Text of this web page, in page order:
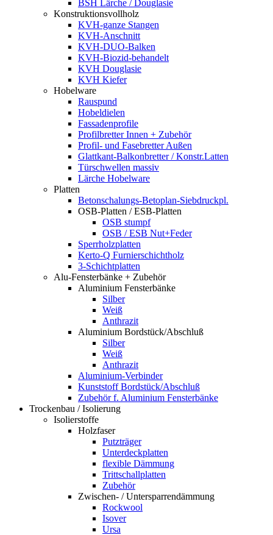
BSH Lärche / Douglasie
Konstruktionsvollholz
KVH-ganze Stangen
KVH-Anschnitt
KVH-DUO-Balken
KVH-Biozid-behandelt
KVH Douglasie
KVH Kiefer
Hobelware
Rauspund
Hobeldielen
Fassadenprofile
Profilbretter Innen + Zubehör
Profil- und Fasebretter Außen
Glattkant-Balkonbretter / Konstr.Latten
Türschwellen massiv
Lärche Hobelware
Platten
Betonschalungs-Betoplan-Siebdruckpl.
OSB-Platten / ESB-Platten
OSB stumpf
OSB / ESB Nut+Feder
Sperrholzplatten
Kerto-Q Furnierschichtholz
3-Schichtplatten
Alu-Fensterbänke + Zubehör
Aluminium Fensterbänke
Silber
Weiß
Anthrazit
Aluminium Bordstück/Abschluß
Silber
Weiß
Anthrazit
Aluminium-Verbinder
Kunststoff Bordstück/Abschluß
Zubehör f. Aluminium Fensterbänke
Trockenbau / Isolierung
Isolierstoffe
Holzfaser
Putzträger
Unterdeckplatten
flexible Dämmung
Trittschallplatten
Zubehör
Zwischen- / Untersparrendämmung
Rockwool
Isover
Ursa